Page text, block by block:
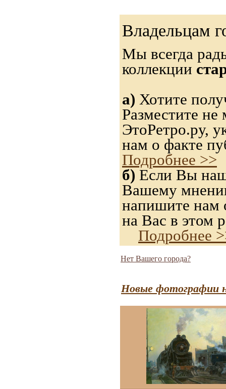
Владельцам
Мы всегда
коллекции
а) Хотите
Разместите
ЭтоРетро.ру,
нам о факте
Подробнее >>
б) Если Вы
Вашему
напишите нам
на Вас в этом
Подробнее
Нет Вашего города?
Новые фотографии